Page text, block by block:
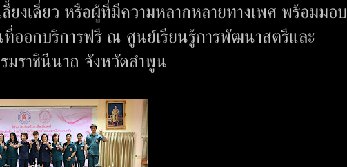
งเดี่ยว หรือผู้ที่มีความหลากหลายทางเพศ พร้อมมอบ
ออกบริการฟรี ณ ศูนย์เรียนรู้การพัฒนาสตรีและ
มราชินีนาถ จังหวัดลำพูน